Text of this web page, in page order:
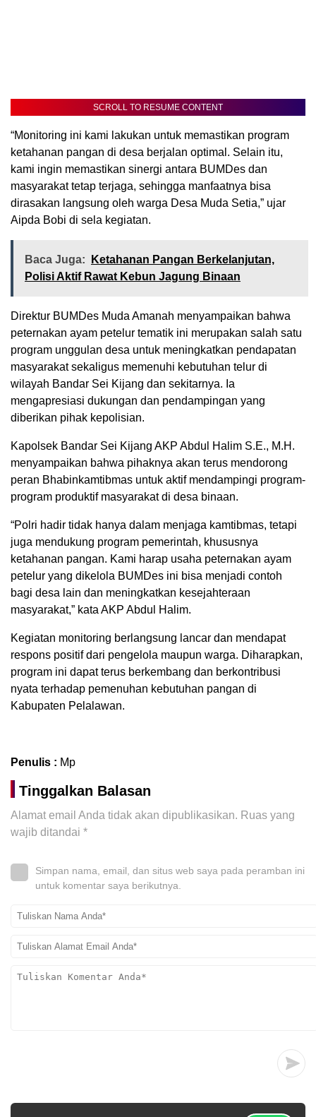
SCROLL TO RESUME CONTENT
“Monitoring ini kami lakukan untuk memastikan program
ketahanan pangan di desa berjalan optimal. Selain itu,
kami ingin memastikan sinergi antara BUMDes dan
masyarakat tetap terjaga, sehingga manfaatnya bisa
dirasakan langsung oleh warga Desa Muda Setia,” ujar
Aipda Bobi di sela kegiatan.
Baca Juga:
Ketahanan Pangan Berkelanjutan,
Polisi Aktif Rawat Kebun Jagung Binaan
Direktur BUMDes Muda Amanah menyampaikan bahwa
peternakan ayam petelur tematik ini merupakan salah satu
program unggulan desa untuk meningkatkan pendapatan
masyarakat sekaligus memenuhi kebutuhan telur di
wilayah Bandar Sei Kijang dan sekitarnya. Ia
mengapresiasi dukungan dan pendampingan yang
diberikan pihak kepolisian.
Kapolsek Bandar Sei Kijang AKP Abdul Halim S.E., M.H.
menyampaikan bahwa pihaknya akan terus mendorong
peran Bhabinkamtibmas untuk aktif mendampingi program-
program produktif masyarakat di desa binaan.
“Polri hadir tidak hanya dalam menjaga kamtibmas, tetapi
juga mendukung program pemerintah, khususnya
ketahanan pangan. Kami harap usaha peternakan ayam
petelur yang dikelola BUMDes ini bisa menjadi contoh
bagi desa lain dan meningkatkan kesejahteraan
masyarakat,” kata AKP Abdul Halim.
Kegiatan monitoring berlangsung lancar dan mendapat
respons positif dari pengelola maupun warga. Diharapkan,
program ini dapat terus berkembang dan berkontribusi
nyata terhadap pemenuhan kebutuhan pangan di
Kabupaten Pelalawan.
Penulis : Mp
Tinggalkan Balasan
Alamat email Anda tidak akan dipublikasikan. Ruas yang
wajib ditandai *
Simpan nama, email, dan situs web saya pada peramban ini
untuk komentar saya berikutnya.